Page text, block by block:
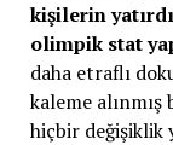
kişilerin
olimpik stat
daha etraflı
kaleme alınmış
hiçbir değişiklik